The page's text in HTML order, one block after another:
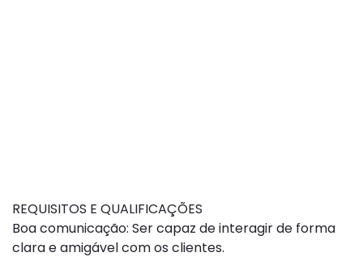
REQUISITOS E QUALIFICAÇÕES
Boa comunicação: Ser capaz de interagir de forma
clara e amigável com os clientes.